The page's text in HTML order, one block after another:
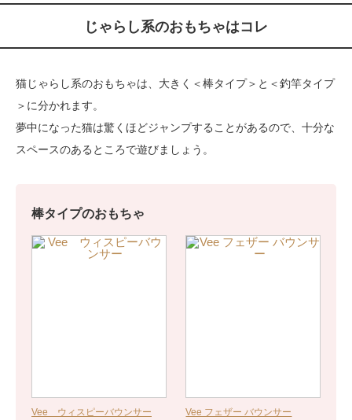
じゃらし系のおもちゃはコレ
猫じゃらし系のおもちゃは、大きく＜棒タイプ＞と＜釣竿タイプ
＞に分かれます。
夢中になった猫は驚くほどジャンプすることがあるので、十分な
スペースのあるところで遊びましょう。
棒タイプのおもちゃ
Vee ウィスピーバウンサー Vee フェザー バウンサー